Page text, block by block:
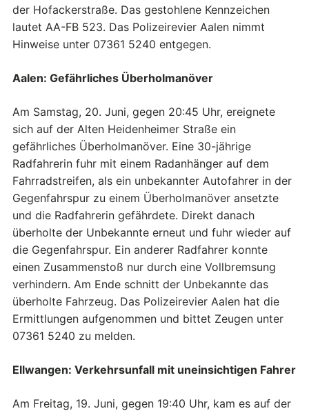
der Hofackerstraße. Das gestohlene Kennzeichen
lautet AA-FB 523. Das Polizeirevier Aalen nimmt
Hinweise unter 07361 5240 entgegen.
Aalen: Gefährliches Überholmanöver
Am Samstag, 20. Juni, gegen 20:45 Uhr, ereignete
sich auf der Alten Heidenheimer Straße ein
gefährliches Überholmanöver. Eine 30-jährige
Radfahrerin fuhr mit einem Radanhänger auf dem
Fahrradstreifen, als ein unbekannter Autofahrer in der
Gegenfahrspur zu einem Überholmanöver ansetzte
und die Radfahrerin gefährdete. Direkt danach
überholte der Unbekannte erneut und fuhr wieder auf
die Gegenfahrspur. Ein anderer Radfahrer konnte
einen Zusammenstoß nur durch eine Vollbremsung
verhindern. Am Ende schnitt der Unbekannte das
überholte Fahrzeug. Das Polizeirevier Aalen hat die
Ermittlungen aufgenommen und bittet Zeugen unter
07361 5240 zu melden.
Ellwangen: Verkehrsunfall mit uneinsichtigen Fahrer
Am Freitag, 19. Juni, gegen 19:40 Uhr, kam es auf der